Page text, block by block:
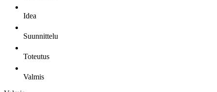
Idea
Suunnittelu
Toteutus
Valmis